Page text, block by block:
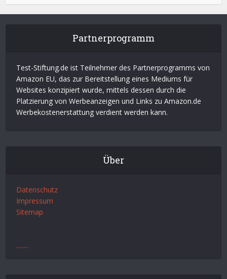
Partnerprogramm
Test-Stiftung.de ist Teilnehmer des Partnerprogramms von
Amazon EU, das zur Bereitstellung eines Mediums für
Websites konzipiert wurde, mittels dessen durch die
Platzierung von Werbeanzeigen und Links zu Amazon.de
Werbekostenerstattung verdient werden kann.
Über
Datenschutz
Impressum
Sitemap
........